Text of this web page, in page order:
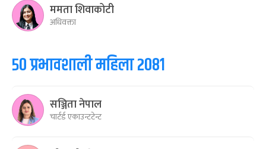
ममता शिवाकोटी
अधिवक्ता
५० प्रभावशाली महिला २०८१
सञ्जिता नेपाल
चार्टर्ड एकाउन्टटेन्ट